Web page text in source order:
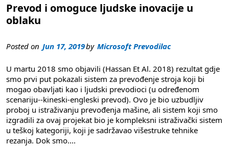
Prevod i omoguce ljudske inovacije u
oblaku
Posted on Jun 17, 2019by Microsoft Prevodilac
U martu 2018 smo objavili (Hassan Et Al. 2018) rezultat gdje
smo prvi put pokazali sistem za prevođenje stroja koji bi
mogao obavljati kao i ljudski prevodioci (u određenom
scenariju--kineski-engleski prevod). Ovo je bio uzbudljiv
proboj u istraživanju prevođenja mašine, ali sistem koji smo
izgradili za ovaj projekat bio je kompleksni istraživački sistem
u teškoj kategoriji, koji je sadržavao višestruke tehnike
rezanja. Dok smo....